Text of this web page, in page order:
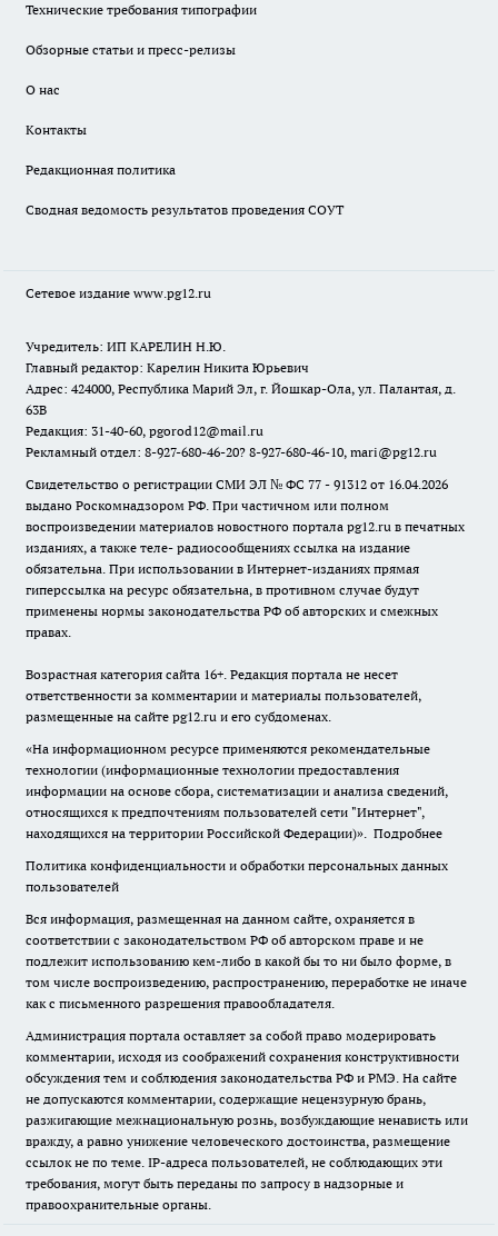
Технические требования типографии
Обзорные статьи и пресс-релизы
О нас
Контакты
Редакционная политика
Сводная ведомость результатов проведения СОУТ
Сетевое издание www.pg12.ru
Учредитель: ИП КАРЕЛИН Н.Ю.
Главный редактор: Карелин Никита Юрьевич
Адрес: 424000, Республика Марий Эл, г. Йошкар-Ола, ул. Палантая, д.
63В
Редакция: 31-40-60, pgorod12@mail.ru
Рекламный отдел: 8-927-680-46-20? 8-927-680-46-10, mari@pg12.ru
Свидетельство о регистрации СМИ ЭЛ № ФС 77 - 91312 от 16.04.2026
выдано Роскомнадзором РФ. При частичном или полном
воспроизведении материалов новостного портала pg12.ru в печатных
изданиях, а также теле- радиосообщениях ссылка на издание
обязательна. При использовании в Интернет-изданиях прямая
гиперссылка на ресурс обязательна, в противном случае будут
применены нормы законодательства РФ об авторских и смежных
правах.
Возрастная категория сайта 16+. Редакция портала не несет
ответственности за комментарии и материалы пользователей,
размещенные на сайте pg12.ru и его субдоменах.
«На информационном ресурсе применяются рекомендательные
технологии (информационные технологии предоставления
информации на основе сбора, систематизации и анализа сведений,
относящихся к предпочтениям пользователей сети "Интернет",
находящихся на территории Российской Федерации)». Подробнее
Политика конфиденциальности и обработки персональных данных
пользователей
Вся информация, размещенная на данном сайте, охраняется в
соответствии с законодательством РФ об авторском праве и не
подлежит использованию кем-либо в какой бы то ни было форме, в
том числе воспроизведению, распространению, переработке не иначе
как с письменного разрешения правообладателя.
Администрация портала оставляет за собой право модерировать
комментарии, исходя из соображений сохранения конструктивности
обсуждения тем и соблюдения законодательства РФ и РМЭ. На сайте
не допускаются комментарии, содержащие нецензурную брань,
разжигающие межнациональную рознь, возбуждающие ненависть или
вражду, а равно унижение человеческого достоинства, размещение
ссылок не по теме. IP-адреса пользователей, не соблюдающих эти
требования, могут быть переданы по запросу в надзорные и
правоохранительные органы.